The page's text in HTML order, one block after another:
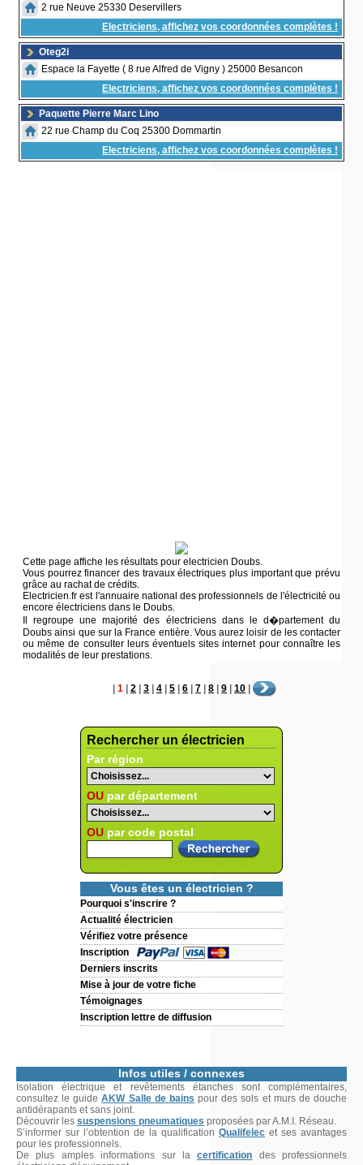
Rechercher un électricien
Par région
OU par département
OU par code postal
Vous êtes un électricien ?
Pourquoi s'inscrire ?
Actualité électricien
Vérifiez votre présence
Inscription
Derniers inscrits
Mise à jour de votre fiche
Témoignages
Inscription lettre de diffusion
2 rue Neuve 25330 Deservillers
Electriciens, affichez vos coordonnées complètes !
Oteg2i
Espace la Fayette ( 8 rue Alfred de Vigny ) 25000 Besancon
Electriciens, affichez vos coordonnées complètes !
Paquette Pierre Marc Lino
22 rue Champ du Coq 25300 Dommartin
Electriciens, affichez vos coordonnées complètes !
Cette page affiche les résultats pour electricien Doubs.
Vous pourrez financer des travaux électriques plus important que prévu
grâce au rachat de crédits.
Electricien.fr est l'annuaire national des professionnels de l'électricité ou
encore électriciens dans le Doubs.
Il regroupe une majorité des électriciens dans le d�partement du
Doubs ainsi que sur la France entière. Vous aurez loisir de les contacter
ou même de consulter leurs éventuels sites internet pour connaître les
modalités de leur prestations.
| 1 | 2 | 3 | 4 | 5 | 6 | 7 | 8 | 9 | 10 |
Infos utiles / connexes
Isolation électrique et revêtements étanches sont complémentaires,
consultez le guideAKW Salle de bains pour des sols et murs de douche
antidérapants et sans joint.
Découvrir les suspensions pneumatiques proposées par A.M.I. Réseau.
S’informer sur l’obtention de la qualification Qualifelec et ses avantages
pour les professionnels.
De plus amples informations sur lacertification des professionnels